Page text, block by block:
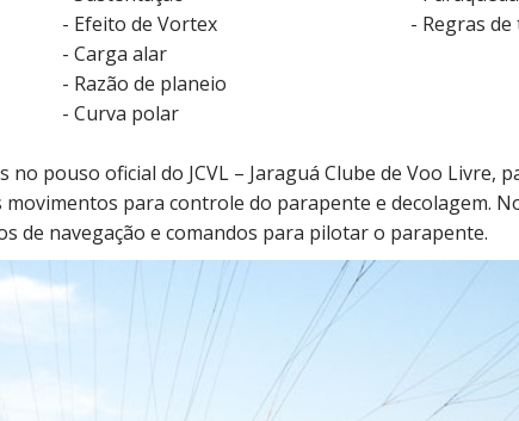
- Efeito de Vortex
- Carga alar
- Razão de planeio
- Curva polar
- Regras
no pouso oficial do JCVL – Jaraguá Clube de Voo Livre,
para controle do parapente e decolagem.
de navegação e comandos para pilotar o parapente.